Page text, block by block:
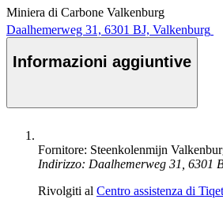
Miniera di Carbone Valkenburg
Daalhemerweg 31, 6301 BJ, Valkenburg
Informazioni aggiuntive
Fornitore: Steenkolenmijn
Indirizzo: Daalhemerweg 31, 6301
Rivolgiti al Centro assistenza di